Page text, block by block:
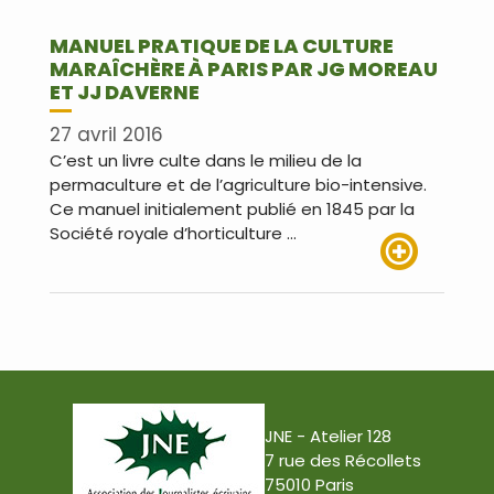
MANUEL PRATIQUE DE LA CULTURE
MARAÎCHÈRE À PARIS PAR JG MOREAU
ET JJ DAVERNE
27 avril 2016
C’est un livre culte dans le milieu de la
permaculture et de l’agriculture bio-intensive.
Ce manuel initialement publié en 1845 par la
Société royale d’horticulture …
JNE - Atelier 128
7 rue des Récollets
75010 Paris